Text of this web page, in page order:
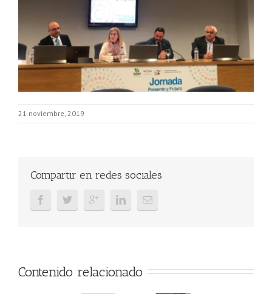
21 noviembre, 2019
Compartir en redes sociales
Contenido relacionado